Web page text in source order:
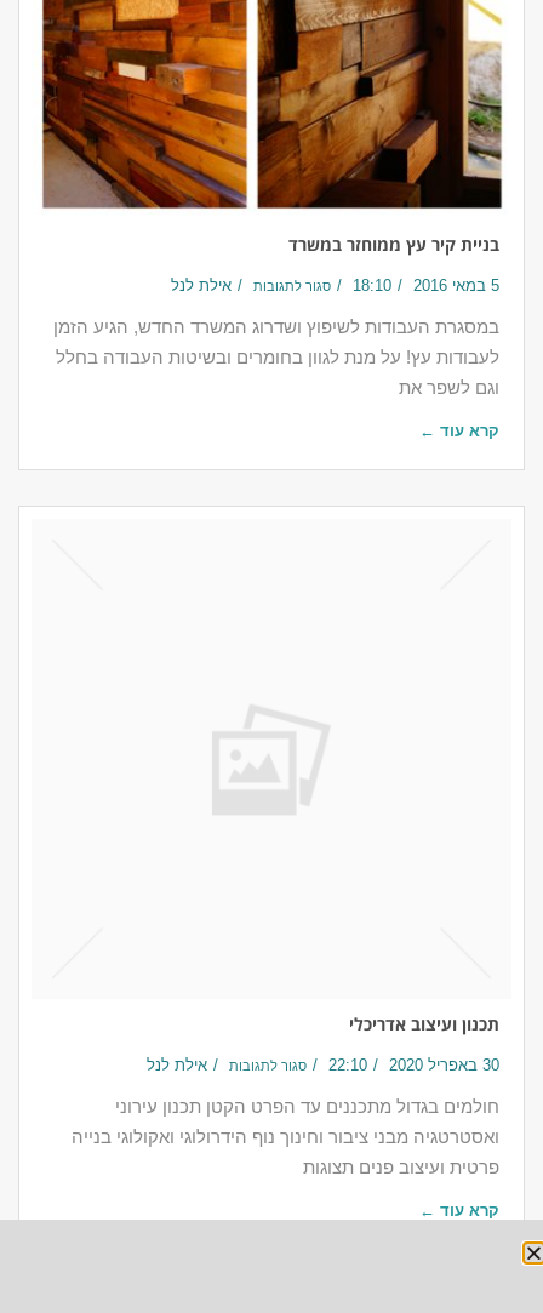
בניית קיר עץ ממוחזר במשרד
5 במאי 2016 18:10 סגור לתגובות אילת לנל
במסגרת העבודות לשיפוץ ושדרוג המשרד החדש, הגיע הזמן
לעבודות עץ! על מנת לגוון בחומרים ובשיטות העבודה בחלל
וגם לשפר את
קרא עוד ←
תכנון ועיצוב אדריכלי
30 באפריל 2020 22:10 סגור לתגובות אילת לנל
חולמים בגדול​ מתכננים עד הפרט הקטן תכנון עירוני
ואסטרטגיה מבני ציבור וחינוך נוף הידרולוגי ואקולוגי בנייה
פרטית ועיצוב פנים תצוגות
קרא עוד ←